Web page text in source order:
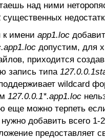
над ними
существенных
к имени app1.loc
допустим, для
приходится
запись типа
wildcard
127.0.0.1*.app1.loc
еще можно терпеть
добавить всего
предоставляет